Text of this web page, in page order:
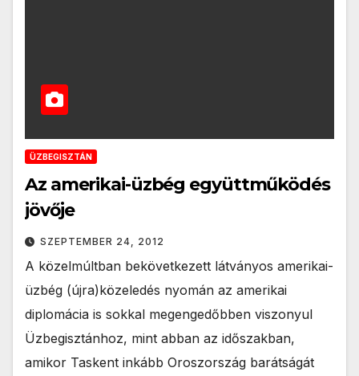
ÜZBEGISZTÁN
Az amerikai-üzbég együttműködés
jövője
SZEPTEMBER 24, 2012
A közelmúltban bekövetkezett látványos amerikai-
üzbég (újra)közeledés nyomán az amerikai
diplomácia is sokkal megengedőbben viszonyul
Üzbegisztánhoz, mint abban az időszakban,
amikor Taskent inkább Oroszország barátságát